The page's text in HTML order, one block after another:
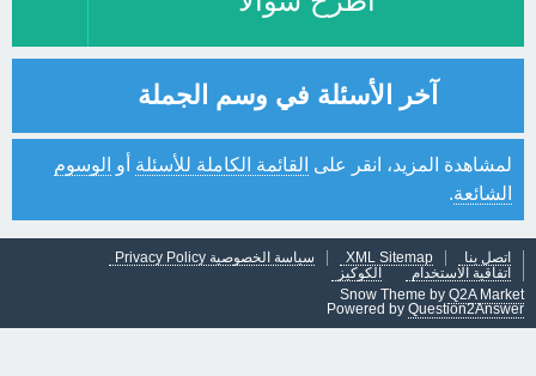
آخر الأسئلة في وسم الجملة
لمشاهدة المزيد، انقر على القائمة الكاملة للأسئلة أو الوسوم
الشائعة.
اتصل بنا XML Sitemap
سياسة الخصوصية Privacy Policy
اتفاقية الاستخدام
الكوكيز
Snow Theme by Q2A Market
Powered by Question2Answer